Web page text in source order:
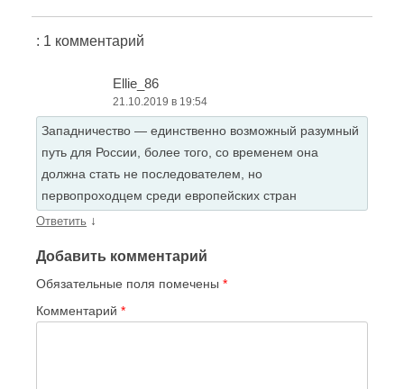
: 1 комментарий
Ellie_86
21.10.2019 в 19:54
Западничество — единственно возможный разумный
путь для России, более того, со временем она
должна стать не последователем, но
первопроходцем среди европейских стран
Ответить ↓
Добавить комментарий
Обязательные поля помечены *
Комментарий *